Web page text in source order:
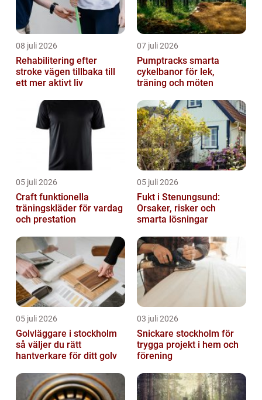
08 juli 2026
Rehabilitering efter
stroke vägen tillbaka till
ett mer aktivt liv
07 juli 2026
Pumptracks smarta
cykelbanor för lek,
träning och möten
05 juli 2026
Craft funktionella
träningskläder för vardag
och prestation
05 juli 2026
Fukt i Stenungsund:
Orsaker, risker och
smarta lösningar
05 juli 2026
Golvläggare i stockholm
så väljer du rätt
hantverkare för ditt golv
03 juli 2026
Snickare stockholm för
trygga projekt i hem och
förening